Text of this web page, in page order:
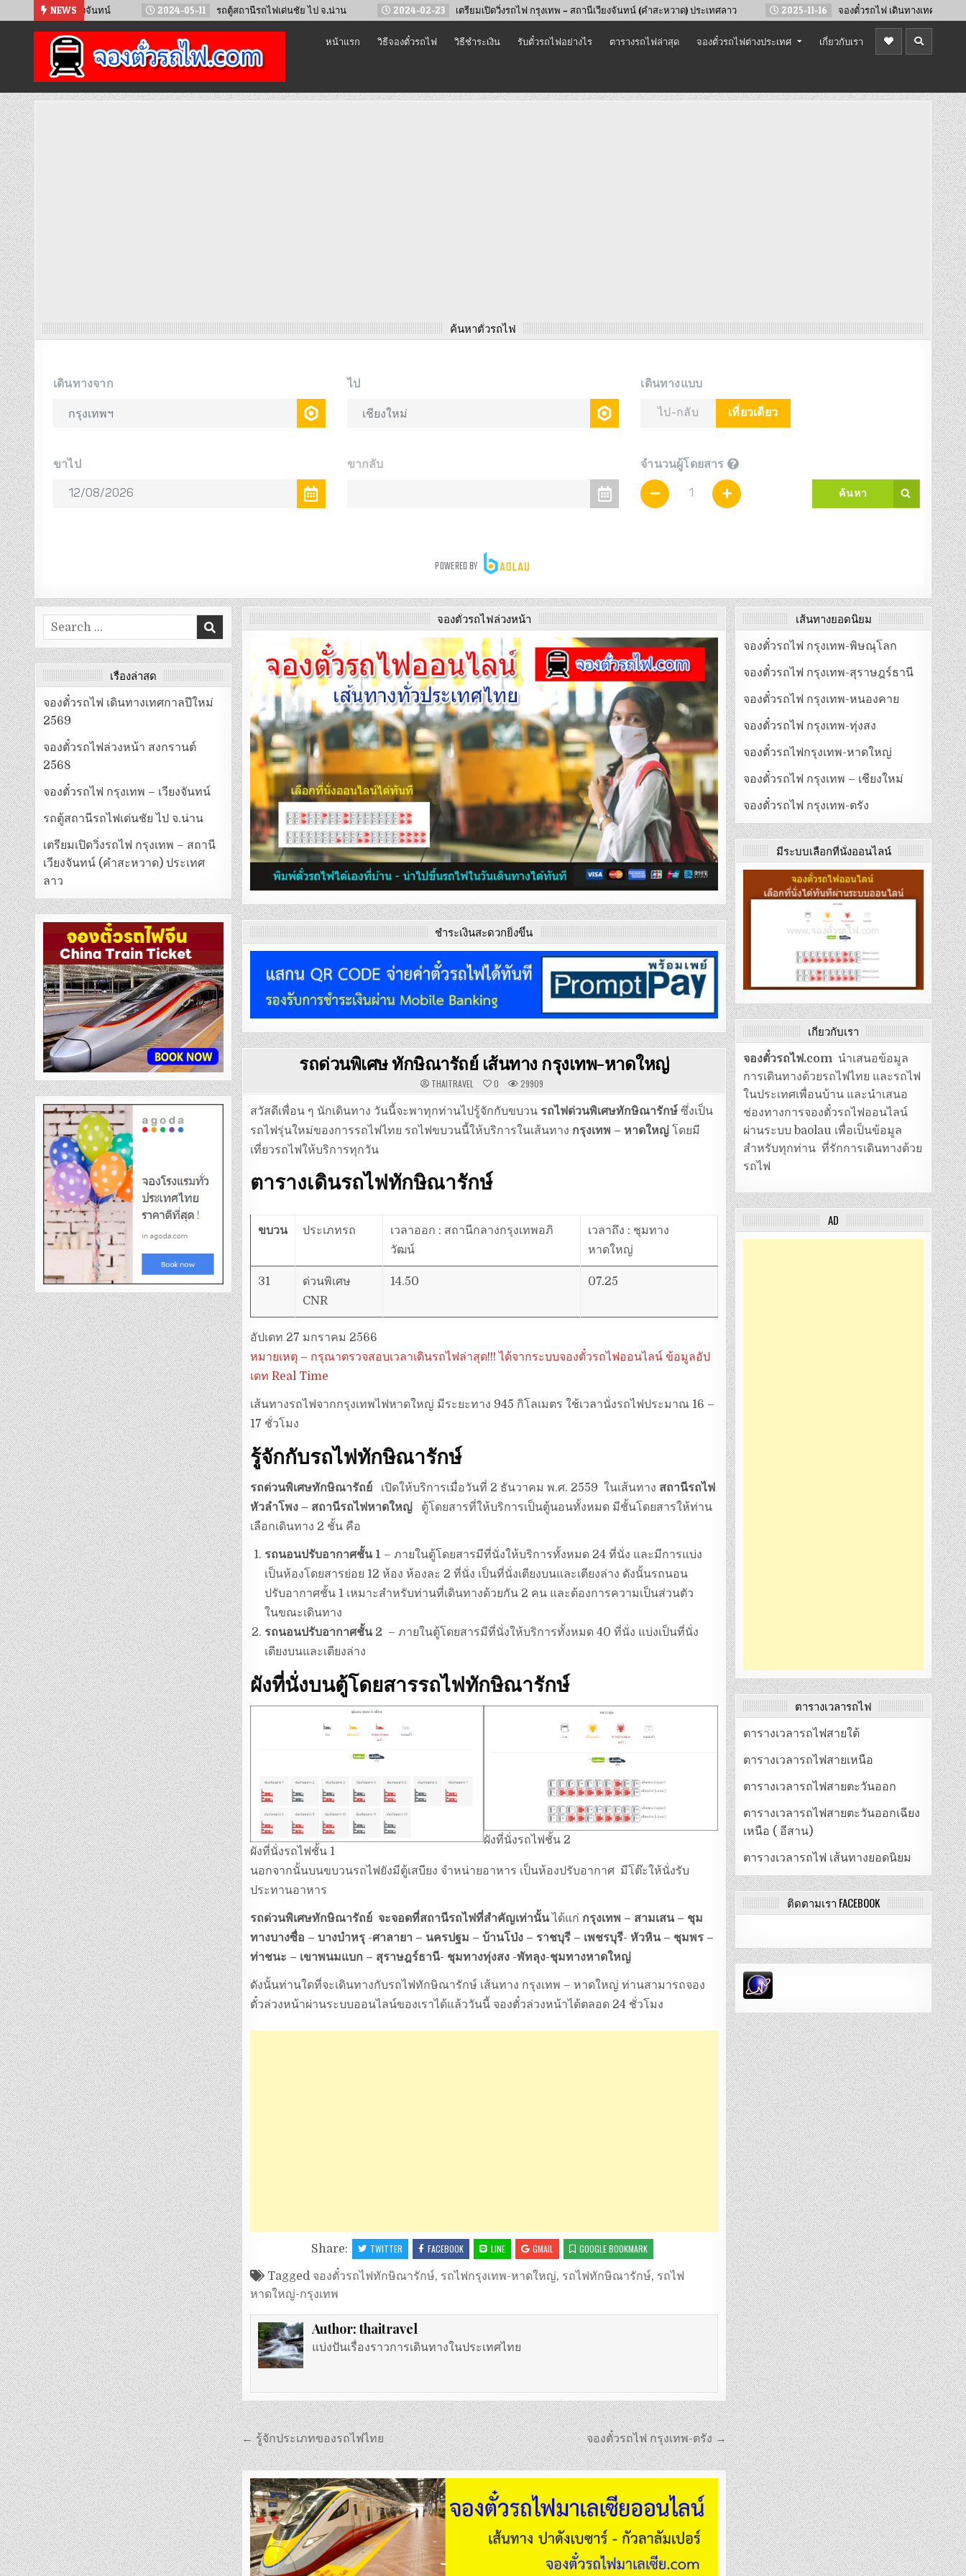
NEWS
เวียงจันทน์ 2024-05-11 รถตู้สถานีรถไฟเด่นชัย ไป จ.น่าน 2024-02-23 เตรียมเปิดวิ่งรถไฟ กรุงเทพ – สถานีเวียงจันทน์ (คำสะหวาด) ประเทศลาว 2025-11-16 จองตั๋วรถไฟ เดินทางเทศกาลปีใหม่ 2569
จองตั๋วรถไฟออนไลน์
จำหน่ายตั๋วรถไฟล่วงหน้า จองได้ 24 ชั่วโมง
หน้าแรก วิธีจองตั๋วรถไฟ วิธีชำระเงิน รับตั๋วรถไฟอย่างไร ตารางรถไฟล่าสุด จองตั๋วรถไฟต่างประเทศ เกี่ยวกับเรา
ค้นหาตั๋วรถไฟ
จองตั๋วรถไฟล่วงหน้า
ชำระเงินสะดวกยิ่งขึ้น
รถด่วนพิเศษ ทักษิณารัถย์ เส้นทาง กรุงเทพ-หาดใหญ่
THAITRAVEL 0 29909
สวัสดีเพื่อน ๆ นักเดินทาง วันนี้จะพาทุกท่านไปรู้จักกับขบวน รถไฟด่วนพิเศษทักษิณารักษ์ ซึ่งเป็น
รถไฟรุ่นใหม่ของการรถไฟไทย รถไฟขบวนนี้ให้บริการในเส้นทาง กรุงเทพ – หาดใหญ่ โดยมี
เที่ยวรถไฟให้บริการทุกวัน
ตารางเดินรถไฟทักษิณารักษ์
ขบวน ประเภทรถ
เวลาออก : สถานีกลางกรุงเทพอภิ
วัฒน์
เวลาถึง : ชุมทาง
หาดใหญ่
31
ด่วนพิเศษ
CNR
14.50 07.25
อัปเดท 27 มกราคม 2566
หมายเหตุ – กรุณาตรวจสอบเวลาเดินรถไฟล่าสุด!!! ได้จากระบบจองตั๋วรถไฟออนไลน์ ข้อมูลอัป
เดท Real Time
เส้นทางรถไฟจากกรุงเทพไฟหาดใหญ่ มีระยะทาง 945 กิโลเมตร ใช้เวลานั่งรถไฟประมาณ 16 –
17 ชั่วโมง
รู้จักกับรถไฟทักษิณารักษ์
รถด่วนพิเศษทักษิณารัถย์ เปิดให้บริการเมื่อวันที่ 2 ธันวาคม พ.ศ. 2559 ในเส้นทาง สถานีรถไฟ
หัวลำโพง – สถานีรถไฟหาดใหญ่
ตู้โดยสารที่ให้บริการเป็นตู้นอนทั้งหมด มีชั้นโดยสารให้ท่าน
เลือกเดินทาง 2 ชั้น คือ
รถนอนปรับอากาศชั้น 1 – ภายในตู้โดยสารมีที่นั่งให้บริการทั้งหมด 24 ที่นั่ง และมีการแบ่ง
เป็นห้องโดยสารย่อย 12 ห้อง ห้องละ 2 ที่นั่ง เป็นที่นั่งเตียงบนและเตียงล่าง ดังนั้นรถนอน
ปรับอากาศชั้น 1 เหมาะสำหรับท่านที่เดินทางด้วยกัน 2 คน และต้องการความเป็นส่วนตัว
ในขณะเดินทาง
รถนอนปรับอากาศชั้น 2 – ภายในตู้โดยสารมีที่นั่งให้บริการทั้งหมด 40 ที่นั่ง แบ่งเป็นที่นั่ง
เตียงบนและเตียงล่าง
ผังที่นั่งบนตู้โดยสารรถไฟทักษิณารักษ์
ผังที่นั่งรถไฟชั้น 1
ผังที่นั่งรถไฟชั้น 2
นอกจากนั้นบนขบวนรถไฟยังมีตู้เสบียง จำหน่ายอาหาร เป็นห้องปรับอากาศ มีโต๊ะให้นั่งรับ
ประทานอาหาร
รถด่วนพิเศษทักษิณารัถย์ จะจอดที่สถานีรถไฟที่สำคัญเท่านั้นได้แก่ กรุงเทพ – สามเสน – ชุม
ทางบางซื่อ – บางบำหรุ -ศาลายา – นครปฐม – บ้านโป่ง – ราชบุรี – เพชรบุรี- หัวหิน – ชุมพร –
ท่าชนะ – เขาพนมแบก – สุราษฎร์ธานี- ชุมทางทุ่งสง -พัทลุง-ชุมทางหาดใหญ่
ดังนั้นท่านใดที่จะเดินทางกับรถไฟทักษิณารักษ์ เส้นทาง กรุงเทพ – หาดใหญ่ ท่านสามารถจอง
ตั๋วล่วงหน้าผ่านระบบออนไลน์ของเราได้แล้ววันนี้ จองตั๋วล่วงหน้าได้ตลอด 24 ชั่วโมง
Share: TWITTER FACEBOOK LINE GMAIL GOOGLE BOOKMARK
Tagged จองตั๋วรถไฟทักษิณารักษ์, รถไฟกรุงเทพ-หาดใหญ่, รถไฟทักษิณารักษ์, รถไฟ
หาดใหญ่-กรุงเทพ
Author:thaitravel
แบ่งปันเรื่องราวการเดินทางในประเทศไทย
แนะแนว
เรื่อง
จองตั๋วรถไฟ กรุงเทพ-ตรัง →
← รู้จักประเภทของรถไฟไทย
Search
for:
เรื่องล่าสุด
จองตั๋วรถไฟ เดินทางเทศกาลปีใหม่
2569
จองตั๋วรถไฟล่วงหน้า สงกรานต์
2568
จองตั๋วรถไฟ กรุงเทพ – เวียงจันทน์
รถตู้สถานีรถไฟเด่นชัย ไป จ.น่าน
เตรียมเปิดวิ่งรถไฟ กรุงเทพ – สถานี
เวียงจันทน์ (คำสะหวาด) ประเทศ
ลาว
เส้นทางยอดนิยม
จองตั๋วรถไฟ กรุงเทพ-พิษณุโลก
จองตั๋วรถไฟ กรุงเทพ-สุราษฎร์ธานี
จองตั๋วรถไฟ กรุงเทพ-หนองคาย
จองตั๋วรถไฟ กรุงเทพ-ทุ่งสง
จองตั๋วรถไฟกรุงเทพ-หาดใหญ่
จองตั๋วรถไฟ กรุงเทพ – เชียงใหม่
จองตั๋วรถไฟ กรุงเทพ-ตรัง
มีระบบเลือกที่นั่งออนไลน์
เกี่ยวกับเรา
จองตั๋วรถไฟ.com นำเสนอข้อมูล
การเดินทางด้วยรถไฟไทย และรถไฟ
ในประเทศเพื่อนบ้าน และนำเสนอ
ช่องทางการจองตั๋วรถไฟออนไลน์
ผ่านระบบ baolau เพื่อเป็นข้อมูล
สำหรับทุกท่าน ที่รักการเดินทางด้วย
รถไฟ
AD
ตารางเวลารถไฟ
ตารางเวลารถไฟสายใต้
ตารางเวลารถไฟสายเหนือ
ตารางเวลารถไฟสายตะวันออก
ตารางเวลารถไฟสายตะวันออกเฉียง
เหนือ ( อีสาน)
ตารางเวลารถไฟ เส้นทางยอดนิยม
ติดตามเรา FACEBOOK